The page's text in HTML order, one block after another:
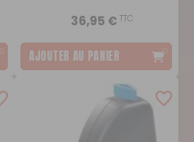
36,95 €TTC
AJOUTER AU PANIER